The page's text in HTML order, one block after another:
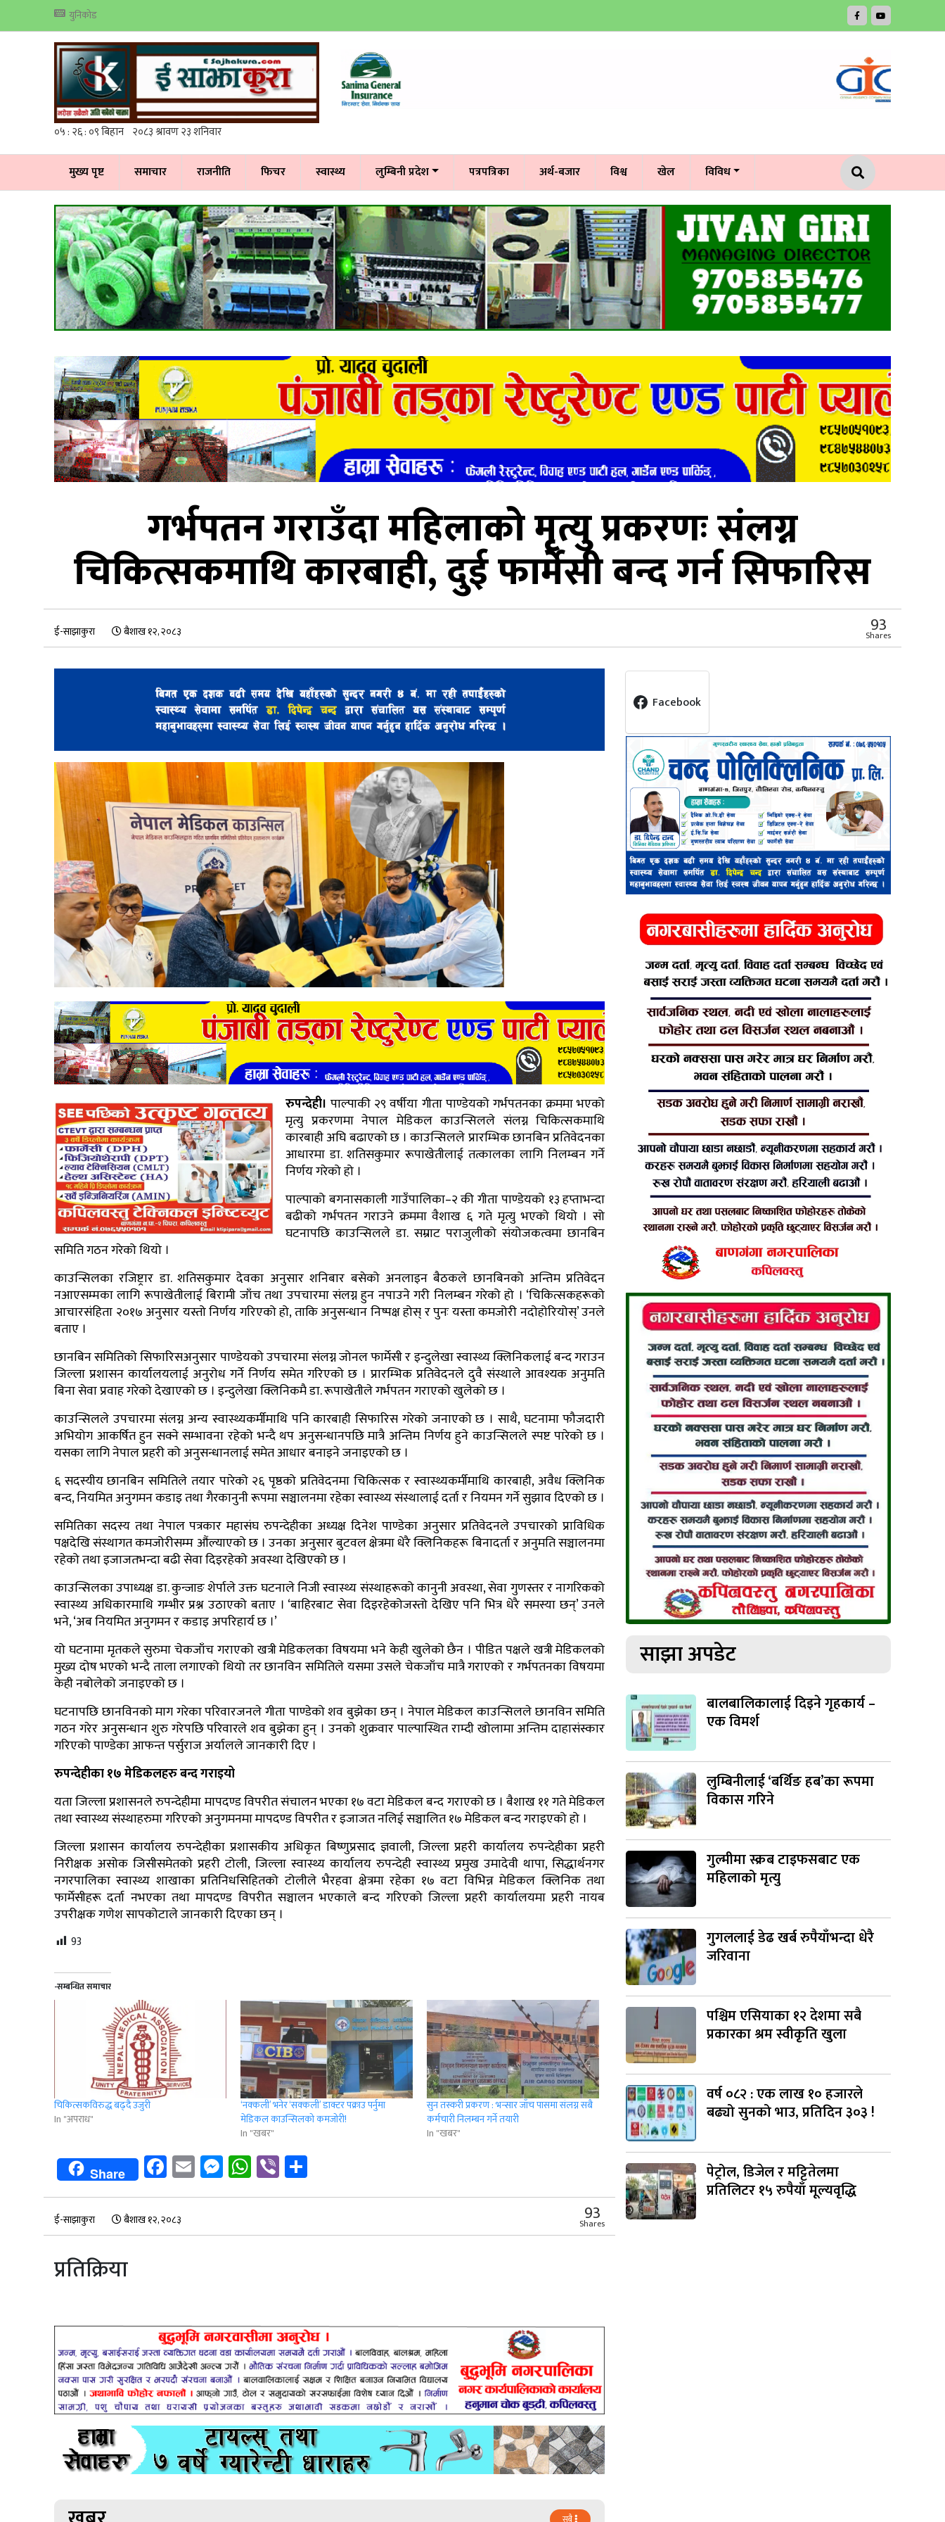
युनिकोड
मुख्य पृष्ट समाचार राजनीति फिचर स्वास्थ्य लुम्बिनी प्रदेश पत्रपत्रिका अर्थ-बजार विश्व खेल विविध
गर्भपतन गराउँदा महिलाको मृत्यु प्रकरणः संलग्न
चिकित्सकमाथि कारबाही, दुई फार्मेसी बन्द गर्न सिफारिस
ई-साझाकुरा बैशाख १२, २०८३ 93
Shares
रुपन्देही। पाल्पाकी २९ वर्षीया गीता पाण्डेयको गर्भपतनका क्रममा भएको
मृत्यु प्रकरणमा नेपाल मेडिकल काउन्सिलले संलग्न चिकित्सकमाथि
कारबाही अघि बढाएको छ । काउन्सिलले प्रारम्भिक छानबिन प्रतिवेदनका
आधारमा डा. शतिसकुमार रूपाखेतीलाई तत्कालका लागि निलम्बन गर्ने
निर्णय गरेको हो ।
पाल्पाको बगनासकाली गाउँपालिका–२ की गीता पाण्डेयको १३ हप्ताभन्दा
बढीको गर्भपतन गराउने क्रममा वैशाख ६ गते मृत्यु भएको थियो । सो
घटनापछि काउन्सिलले डा. सम्राट पराजुलीको संयोजकत्वमा छानबिन
समिति गठन गरेको थियो ।
काउन्सिलका रजिष्ट्रार डा. शतिसकुमार देवका अनुसार शनिबार बसेको अनलाइन बैठकले छानबिनको अन्तिम प्रतिवेदन
नआएसम्मका लागि रूपाखेतीलाई बिरामी जाँच तथा उपचारमा संलग्न हुन नपाउने गरी निलम्बन गरेको हो । ‘चिकित्सकहरूको
आचारसंहिता २०१७ अनुसार यस्तो निर्णय गरिएको हो, ताकि अनुसन्धान निष्पक्ष होस् र पुनः यस्ता कमजोरी नदोहोरियोस्’ उनले
बताए ।
छानबिन समितिको सिफारिसअनुसार पाण्डेयको उपचारमा संलग्न जोनल फार्मेसी र इन्दुलेखा स्वास्थ्य क्लिनिकलाई बन्द गराउन
जिल्ला प्रशासन कार्यालयलाई अनुरोध गर्ने निर्णय समेत गरिएको छ । प्रारम्भिक प्रतिवेदनले दुवै संस्थाले आवश्यक अनुमति
बिना सेवा प्रवाह गरेको देखाएको छ । इन्दुलेखा क्लिनिकमै डा. रूपाखेतीले गर्भपतन गराएको खुलेको छ ।
काउन्सिलले उपचारमा संलग्न अन्य स्वास्थ्यकर्मीमाथि पनि कारबाही सिफारिस गरेको जनाएको छ । साथै, घटनामा फौजदारी
अभियोग आकर्षित हुन सक्ने सम्भावना रहेको भन्दै थप अनुसन्धानपछि मात्रै अन्तिम निर्णय हुने काउन्सिलले स्पष्ट पारेको छ ।
यसका लागि नेपाल प्रहरी को अनुसन्धानलाई समेत आधार बनाइने जनाइएको छ ।
६ सदस्यीय छानबिन समितिले तयार पारेको २६ पृष्ठको प्रतिवेदनमा चिकित्सक र स्वास्थ्यकर्मीमाथि कारबाही, अवैध क्लिनिक
बन्द, नियमित अनुगमन कडाइ तथा गैरकानुनी रूपमा सञ्चालनमा रहेका स्वास्थ्य संस्थालाई दर्ता र नियमन गर्ने सुझाव दिएको छ ।
समितिका सदस्य तथा नेपाल पत्रकार महासंघ रुपन्देहीका अध्यक्ष दिनेश पाण्डेका अनुसार प्रतिवेदनले उपचारको प्राविधिक
पक्षदेखि संस्थागत कमजोरीसम्म औंल्याएको छ । उनका अनुसार बुटवल क्षेत्रमा धेरै क्लिनिकहरू बिनादर्ता र अनुमति सञ्चालनमा
रहेको तथा इजाजतभन्दा बढी सेवा दिइरहेको अवस्था देखिएको छ ।
काउन्सिलका उपाध्यक्ष डा. कुन्जाङ शेर्पाले उक्त घटनाले निजी स्वास्थ्य संस्थाहरूको कानुनी अवस्था, सेवा गुणस्तर र नागरिकको
स्वास्थ्य अधिकारमाथि गम्भीर प्रश्न उठाएको बताए । ‘बाहिरबाट सेवा दिइरहेकोजस्तो देखिए पनि भित्र धेरै समस्या छन्’ उनले
भने, ‘अब नियमित अनुगमन र कडाइ अपरिहार्य छ ।’
यो घटनामा मृतकले सुरुमा चेकजाँच गराएको खत्री मेडिकलका विषयमा भने केही खुलेको छैन । पीडित पक्षले खत्री मेडिकलको
मुख्य दोष भएको भन्दै ताला लगाएको थियो तर छानविन समितिले यसमा उसले चेकजाँच मात्रै गराएको र गर्भपतनका विषयमा
केही नबोलेको जनाइएको छ ।
घटनापछि छानविनको माग गरेका परिवारजनले गीता पाण्डेको शव बुझेका छन् । नेपाल मेडिकल काउन्सिलले छानविन समिति
गठन गरेर अनुसन्धान शुरु गरेपछि परिवारले शव बुझेका हुन् । उनको शुक्रवार पाल्पास्थित राम्दी खोलामा अन्तिम दाहासंस्कार
गरिएको पाण्डेका आफन्त पर्सुराज अर्यालले जानकारी दिए ।
रुपन्देहीका १७ मेडिकलहरु बन्द गराइयो
यता जिल्ला प्रशासनले रुपन्देहीमा मापदण्ड विपरीत संचालन भएका १७ वटा मेडिकल बन्द गराएको छ । बैशाख ११ गते मेडिकल
तथा स्वास्थ्य संस्थाहरुमा गरिएको अनुगमनमा मापदण्ड विपरीत र इजाजत नलिई सञ्चालित १७ मेडिकल बन्द गराइएको हो ।
जिल्ला प्रशासन कार्यालय रुपन्देहीका प्रशासकीय अधिकृत बिष्णुप्रसाद ज्ञवाली, जिल्ला प्रहरी कार्यालय रुपन्देहीका प्रहरी
निरीक्षक असोक जिसीसमेतको प्रहरी टोली, जिल्ला स्वास्थ्य कार्यालय रुपन्देही स्वास्थ्य प्रमुख उमादेवी थापा, सिद्धार्थनगर
नगरपालिका स्वास्थ्य शाखाका प्रतिनिधसिहितको टोलीले भैरहवा क्षेत्रमा रहेका १७ वटा विभिन्न मेडिकल क्लिनिक तथा
फार्मेसीहरू दर्ता नभएका तथा मापदण्ड विपरीत सञ्चालन भएकाले बन्द गरिएको जिल्ला प्रहरी कार्यालयमा प्रहरी नायब
उपरीक्षक गणेश सापकोटाले जानकारी दिएका छन् ।
93
-सम्बन्धित समाचार
चिकित्सकविरुद्ध बढ्दै उजुरी
In "अपराध"
‘नक्कली’ भनेर ‘सक्कली’ डाक्टर पक्राउ पर्नुमा
मेडिकल काउन्सिलको कमजोरी!
In "खबर"
सुन तस्करी प्रकरण : भन्सार जाँच पासमा संलग्न सबै
कर्मचारी निलम्बन गर्ने तयारी
In "खबर"
Share Facebook
EmailMessenger
WhatsApp
Viber
ई-साझाकुरा बैशाख १२, २०८३ 93
Shares
प्रतिक्रिया
Facebook
साझा अपडेट
बालबालिकालाई दिइने गृहकार्य –
एक विमर्श
लुम्बिनीलाई ‘बर्थिङ हब’का रूपमा
विकास गरिने
गुल्मीमा स्क्रब टाइफसबाट एक
महिलाको मृत्यु
गुगललाई डेढ खर्ब रुपैयाँभन्दा धेरै
जरिवाना
पश्चिम एसियाका १२ देशमा सबै
प्रकारका श्रम स्वीकृति खुला
वर्ष ०८२ : एक लाख १० हजारले
बढ्यो सुनको भाउ, प्रतिदिन ३०३ !
पेट्रोल, डिजेल र मट्टितेलमा
प्रतिलिटर १५ रुपैयाँ मूल्यवृद्धि